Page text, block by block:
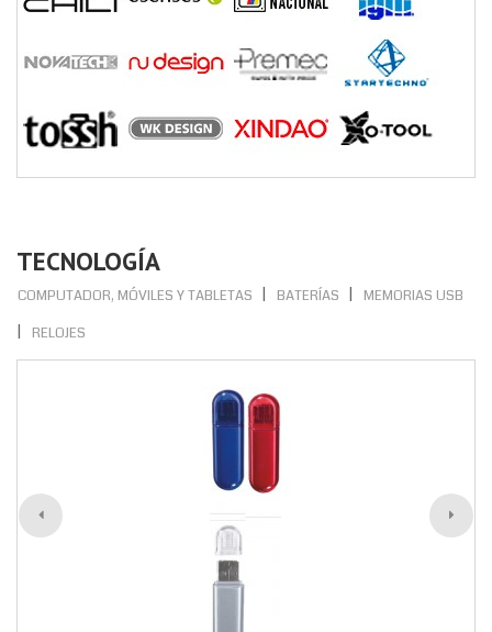
TECNOLOGÍA
COMPUTADOR, MÓVILES Y TABLETAS BATERÍAS
MEMORIAS USB
RELOJES